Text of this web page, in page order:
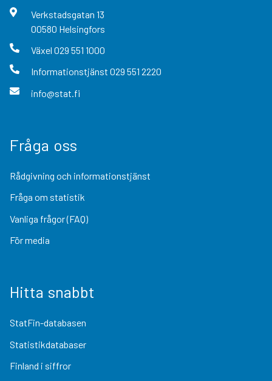
Verkstadsgatan 13
00580 Helsingfors
Växel 029 551 1000
Informationstjänst 029 551 2220
info@stat.fi
Fråga oss
Rådgivning och informationstjänst
Fråga om statistik
Vanliga frågor (FAQ)
För media
Hitta snabbt
StatFin-databasen
Statistikdatabaser
Finland i siffror